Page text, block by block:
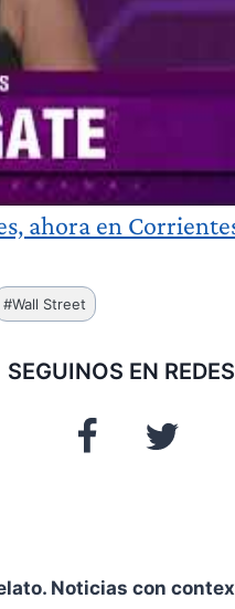
ahora en
#Wall Street
SEGUINOS EN
Noticias con